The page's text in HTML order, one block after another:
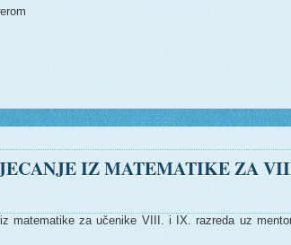
IZ MATEMATIKE ZA
matematike za učenike VIII. i IX. razreda uz